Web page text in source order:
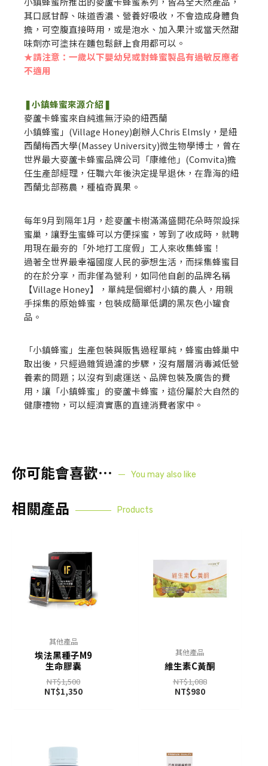
其口感甘醇、味道香濃、營養好吸收，不會造成身體負
擔，可空腹直接時用，或是泡水、加入果汁或當天然甜
味劑亦可塗抹在麵包鬆餅上食用都可以。
★請注意：一歲以下嬰幼兒或對蜂蜜製品有過敏反應者
不適用
❚小鎮蜂蜜來源介紹❚
麥蘆卡蜂蜜來自純進無汙染的紐西蘭
小鎮蜂蜜」(Village Honey)創辦人Chris Elmsly，是紐
西蘭梅西大學(Massey University)微生物學博士，曾在
世界最大麥蘆卡蜂蜜品牌公司「康維他」(Comvita)擔
任生產部經理，任職六年後決定提早退休，在靠海的紐
西蘭北部務農，種植奇異果。
每年9月到隔年1月，趁麥蘆卡樹滿滿盛開花朵時架設採
蜜巢，讓野生蜜蜂可以方便採蜜，等到了收成時，就聘
用現在最夯的「外地打工度假」工人來收集蜂蜜！
過著全世界最幸福國度人民的夢想生活，而採集蜂蜜目
的在於分享，而非僅為營利，如同他自創的品牌名稱
【Village Honey】，單純是個鄉村小鎮的農人，用親
手採集的原始蜂蜜，包裝成簡單低調的黑灰色小罐食
品。
「小鎮蜂蜜」生產包裝與販售過程單純，蜂蜜由蜂巢中
取出後，只經過雜質過濾的步驟，沒有層層消毒減低營
養素的問題；以沒有到處運送、品牌包裝及廣告的費
用，讓「小鎮蜂蜜」的麥蘆卡蜂蜜，這份屬於大自然的
健康禮物，可以經濟實惠的直達消費者家中。
你可能會喜歡⋯ You may also like
相關產品 Products
其他產品
埃法黑種子M9
生命膠囊
NT$1,500
NT$1,350
其他產品
維生素C黃酮
NT$1,088
NT$980